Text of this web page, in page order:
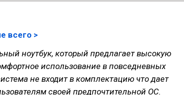
всего >
ноутбук, который предлагает высокую
использование в повседневных
не входит в комплектацию что дает
своей предпочтительной ОС.